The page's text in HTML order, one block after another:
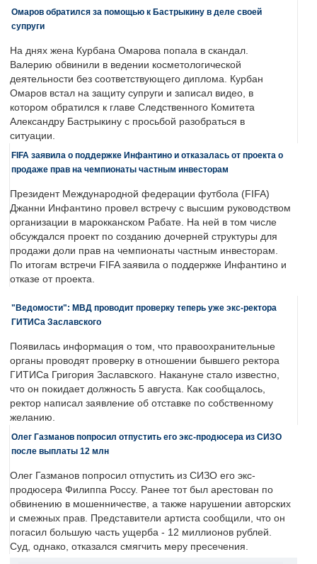
Омаров обратился за помощью к Бастрыкину в деле своей
супруги
На днях жена Курбана Омарова попала в скандал.
Валерию обвинили в ведении косметологической
деятельности без соответствующего диплома. Курбан
Омаров встал на защиту супруги и записал видео, в
котором обратился к главе Следственного Комитета
Александру Бастрыкину с просьбой разобраться в
ситуации.
FIFA заявила о поддержке Инфантино и отказалась от проекта о
продаже прав на чемпионаты частным инвесторам
Президент Международной федерации футбола (FIFA)
Джанни Инфантино провел встречу с высшим руководством
организации в марокканском Рабате. На ней в том числе
обсуждался проект по созданию дочерней структуры для
продажи доли прав на чемпионаты частным инвесторам.
По итогам встречи FIFA заявила о поддержке Инфантино и
отказе от проекта.
"Ведомости": МВД проводит проверку теперь уже экс-ректора
ГИТИСа Заславского
Появилась информация о том, что правоохранительные
органы проводят проверку в отношении бывшего ректора
ГИТИСа Григория Заславского. Накануне стало известно,
что он покидает должность 5 августа. Как сообщалось,
ректор написал заявление об отставке по собственному
желанию.
Олег Газманов попросил отпустить его экс-продюсера из СИЗО
после выплаты 12 млн
Олег Газманов попросил отпустить из СИЗО его экс-
продюсера Филиппа Россу. Ранее тот был арестован по
обвинению в мошенничестве, а также нарушении авторских
и смежных прав. Представители артиста сообщили, что он
погасил большую часть ущерба - 12 миллионов рублей.
Суд, однако, отказался смягчить меру пресечения.